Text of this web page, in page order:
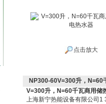
点击放大
NP300-60V=300升，N=60
V=300升，N=60千瓦商用储
上海新宁热能设备有限公司1